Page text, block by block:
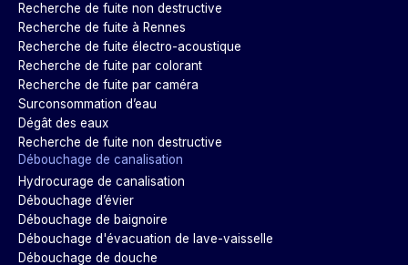
Recherche de fuite non destructive
Recherche de fuite à Rennes
Recherche de fuite électro-acoustique
Recherche de fuite par colorant
Recherche de fuite par caméra
Surconsommation d’eau
Dégât des eaux
Recherche de fuite non destructive
Débouchage de canalisation
Hydrocurage de canalisation
Débouchage d’évier
Débouchage de baignoire
Débouchage d'évacuation de lave-vaisselle
Débouchage de douche